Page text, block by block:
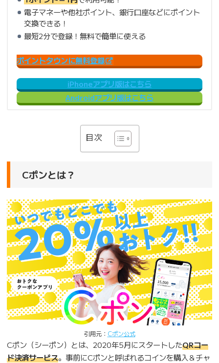
電子マネーや他社ポイント、銀行口座などにポイント
交換できる！
最短2分で登録！無料で簡単に使える
ポイントタウンに無料登録
iPhoneアプリ版はこちら
Androidアプリ版はこちら
目次
Cポンとは？
引用元： Cポン公式
Cポン（シーポン）とは、2020年5月にスタートしたQRコー
ド決済サービス。事前にCポンと呼ばれるコインを購入＆チャ